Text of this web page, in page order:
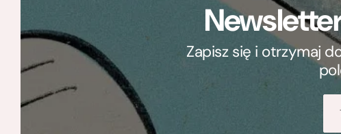
Zapisz się i otrzymaj